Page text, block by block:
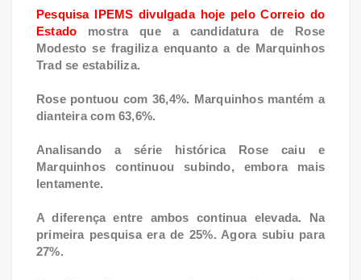
Pesquisa IPEMS divulgada hoje pelo Correio do
Estado mostra que a candidatura de Rose
Modesto se fragiliza enquanto a de Marquinhos
Trad se estabiliza.
Rose pontuou com 36,4%. Marquinhos mantém a
dianteira com 63,6%.
Analisando a série histórica Rose caiu e
Marquinhos continuou subindo, embora mais
lentamente.
A diferença entre ambos continua elevada. Na
primeira pesquisa era de 25%. Agora subiu para
27%.